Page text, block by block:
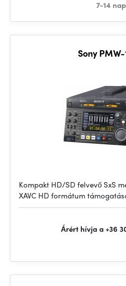
7-14 nap
Sony
Kompakt HD/SD felvevő SxS
XAVC HD formátum
Árért hívja a +36